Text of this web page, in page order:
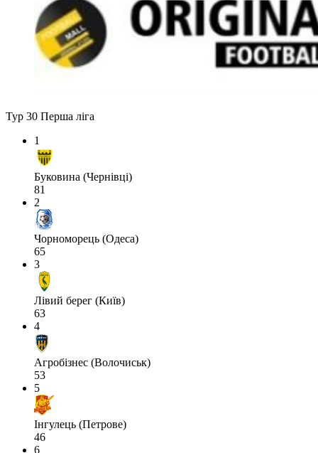
Тур 30 Перша ліга
1
Буковина (Чернівці)
81
2
Чорноморець (Одеса)
65
3
Лівий берег (Київ)
63
4
Агробізнес (Волочиськ)
53
5
Інгулець (Петрове)
46
6